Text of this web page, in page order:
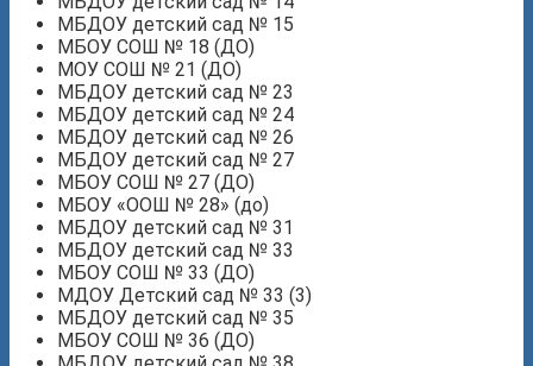
МБДОУ детский сад № 15
МБОУ СОШ № 18 (ДО)
МОУ СОШ № 21 (ДО)
МБДОУ детский сад № 23
МБДОУ детский сад № 24
МБДОУ детский сад № 26
МБДОУ детский сад № 27
МБОУ СОШ № 27 (ДО)
МБОУ «ООШ № 28» (до)
МБДОУ детский сад № 31
МБДОУ детский сад № 33
МБОУ СОШ № 33 (ДО)
МДОУ Детский сад № 33 (3)
МБДОУ детский сад № 35
МБОУ СОШ № 36 (ДО)